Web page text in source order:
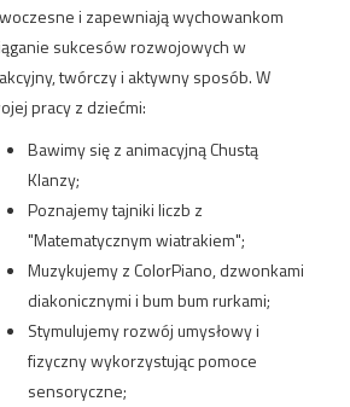
i zapewniają wychowankom
sukcesów rozwojowych w
twórczy i aktywny sposób. W
pracy z dziećmi:
Bawimy się z animacyjną Chustą
Klanzy;
Poznajemy tajniki liczb z
"Matematycznym wiatrakiem";
Muzykujemy z ColorPiano, dzwonkami
diakonicznymi i bum bum rurkami;
Stymulujemy rozwój umysłowy i
fizyczny wykorzystując pomoce
sensoryczne;